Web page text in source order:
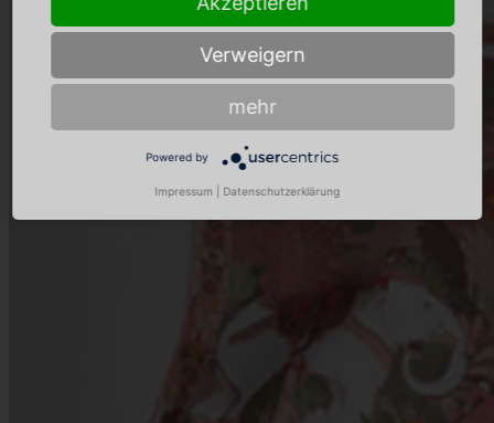
Verweigern
mehr
Powered by
Impressum Datenschutzerklärung